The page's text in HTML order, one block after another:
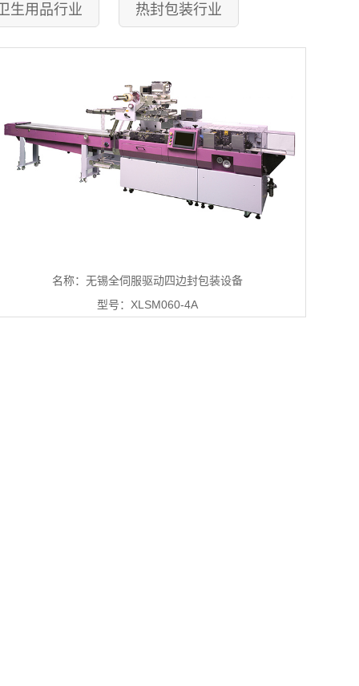
生用品行业 热封包装行业
名称：无锡全伺服驱动四边封包装设备
型号：XLSM060-4A